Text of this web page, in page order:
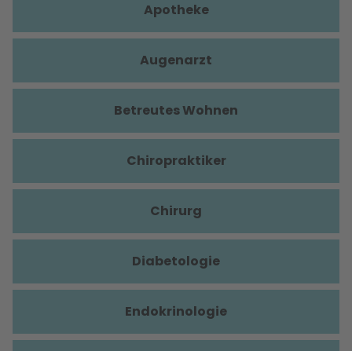
Apotheke
Augenarzt
Betreutes Wohnen
Chiropraktiker
Chirurg
Diabetologie
Endokrinologie